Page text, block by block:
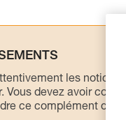
les notices
Vous devez avoir
ce complément